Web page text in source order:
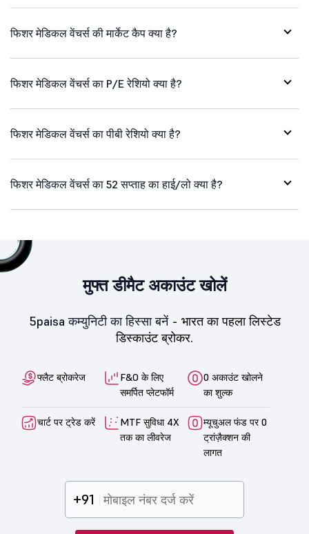
फिशर मेडिकल वेंचर्स की मार्केट कैप क्या है?
फिशर मेडिकल वेंचर्स का P/E रेशियो क्या है?
फिशर मेडिकल वेंचर्स का पीबी रेशियो क्या है?
फिशर मेडिकल वेंचर्स का 52 सप्ताह का हाई/लो क्या है?
मुफ्त डीमैट अकाउंट खोलें
5paisa कम्युनिटी का हिस्सा बनें - भारत का पहला लिस्टेड
डिस्काउंट ब्रोकर.
फ्लैट ब्रोकरेज
F&O के लिए
समर्पित प्लेटफॉर्म
0 अकाउंट खोलने
का शुल्क
चार्ट पर ट्रेड करें
MTF सुविधा 4X
तक का लीवरेज
म्यूचुअल फंड पर 0
ट्रांज़ैक्शन की
लागत
+91